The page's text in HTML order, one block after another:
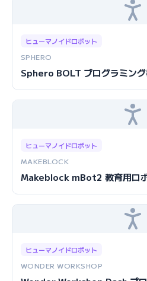
ヒューマノイドロボット
SPHERO
Sphero BOLT プログラミン
ヒューマノイドロボット
MAKEBLOCK
Makeblock mBot2 教育用ロ
ヒューマノイドロボット
WONDER WORKSHOP